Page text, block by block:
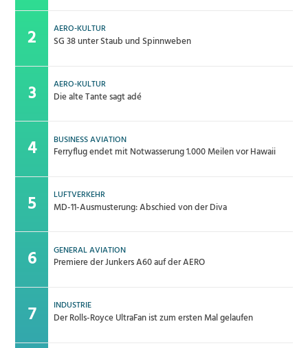
AERO-KULTUR
SG 38 unter Staub und Spinnweben
AERO-KULTUR
Die alte Tante sagt adé
BUSINESS AVIATION
Ferryflug endet mit Notwasserung 1.000 Meilen vor Hawaii
LUFTVERKEHR
MD-11-Ausmusterung: Abschied von der Diva
GENERAL AVIATION
Premiere der Junkers A60 auf der AERO
INDUSTRIE
Der Rolls-Royce UltraFan ist zum ersten Mal gelaufen